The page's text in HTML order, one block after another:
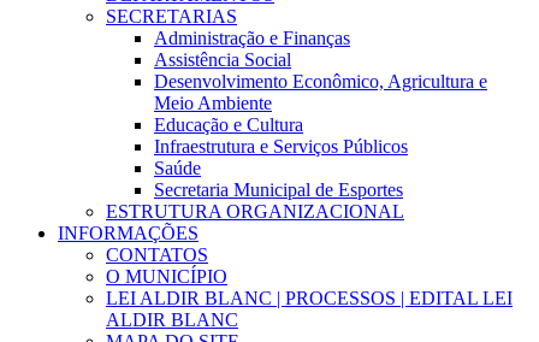
SECRETARIAS
Administração e Finanças
Assistência Social
Desenvolvimento Econômico, Agricultura e
Meio Ambiente
Educação e Cultura
Infraestrutura e Serviços Públicos
Saúde
Secretaria Municipal de Esportes
ESTRUTURA ORGANIZACIONAL
INFORMAÇÕES
CONTATOS
O MUNICÍPIO
LEI ALDIR BLANC | PROCESSOS | EDITAL LEI
ALDIR BLANC